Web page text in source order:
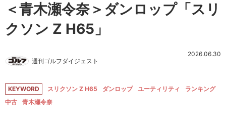
＜青木瀬令奈＞ダンロップ「スリ
クソン Z H65」
週刊ゴルフダイジェスト
2026.06.30
KEYWORD スリクソン Z H65 ダンロップ ユーティリティ
ランキング
中古
青木瀬令奈